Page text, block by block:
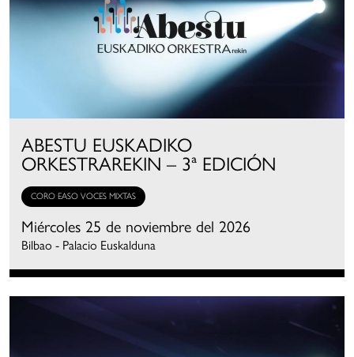
ABESTU EUSKADIKO
ORKESTRAREKIN – 3ª EDICIÓN
CORO EASO VOCES MIXTAS
Miércoles 25 de noviembre del 2026
Bilbao - Palacio Euskalduna